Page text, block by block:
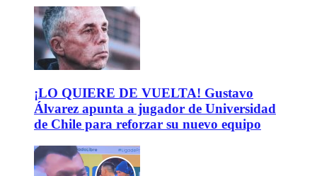
¡LO QUIERE DE VUELTA! Gustavo
Álvarez apunta a jugador de Universidad
de Chile para reforzar su nuevo equipo